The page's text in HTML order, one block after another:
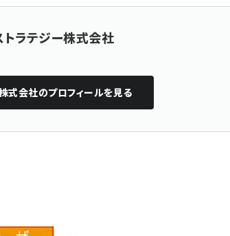
トラテジー株式会社
式会社のプロフィールを見る